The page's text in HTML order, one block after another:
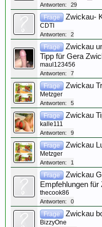
Antworten: 29
Frage Zwickau-
CDTI
Antworten: 2
Frage
Zwickau
Tipp für Gera
maul123456
Antworten: 7
Frage Zwickau
Metzger
Antworten: 5
Frage Zwickau
kalle111
Antworten: 9
Frage Zwickau
Metzger
Antworten: 1
Frage
Zwickau
Empfehlungen
thecook86
Antworten: 0
Frage Zwickau
BizzyOne